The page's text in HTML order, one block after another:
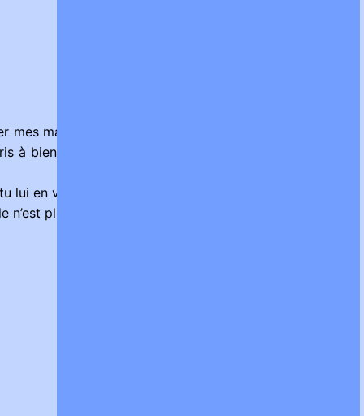
mauvaises habitudes. Elle m’a tout d’abord forcé à
à bien me fringuer, à apprécier la peinture, la musique
en veux, c’est ça?"
n’est plus assez bonne pour moi."